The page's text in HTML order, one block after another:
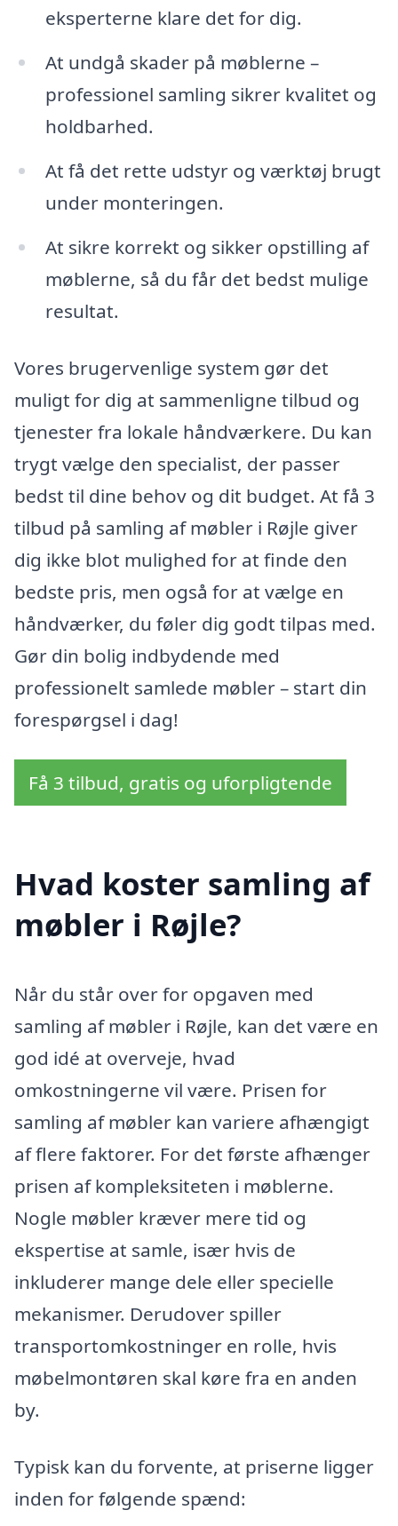
eksperterne klare det for dig.
At undgå skader på møblerne –
professionel samling sikrer kvalitet og
holdbarhed.
At få det rette udstyr og værktøj brugt
under monteringen.
At sikre korrekt og sikker opstilling af
møblerne, så du får det bedst mulige
resultat.
Vores brugervenlige system gør det
muligt for dig at sammenligne tilbud og
tjenester fra lokale håndværkere. Du kan
trygt vælge den specialist, der passer
bedst til dine behov og dit budget. At få 3
tilbud på samling af møbler i Røjle giver
dig ikke blot mulighed for at finde den
bedste pris, men også for at vælge en
håndværker, du føler dig godt tilpas med.
Gør din bolig indbydende med
professionelt samlede møbler – start din
forespørgsel i dag!
Få 3 tilbud, gratis og uforpligtende
Hvad koster samling af
møbler i Røjle?
Når du står over for opgaven med
samling af møbler i Røjle, kan det være en
god idé at overveje, hvad
omkostningerne vil være. Prisen for
samling af møbler kan variere afhængigt
af flere faktorer. For det første afhænger
prisen af kompleksiteten i møblerne.
Nogle møbler kræver mere tid og
ekspertise at samle, især hvis de
inkluderer mange dele eller specielle
mekanismer. Derudover spiller
transportomkostninger en rolle, hvis
møbelmontøren skal køre fra en anden
by.
Typisk kan du forvente, at priserne ligger
inden for følgende spænd: